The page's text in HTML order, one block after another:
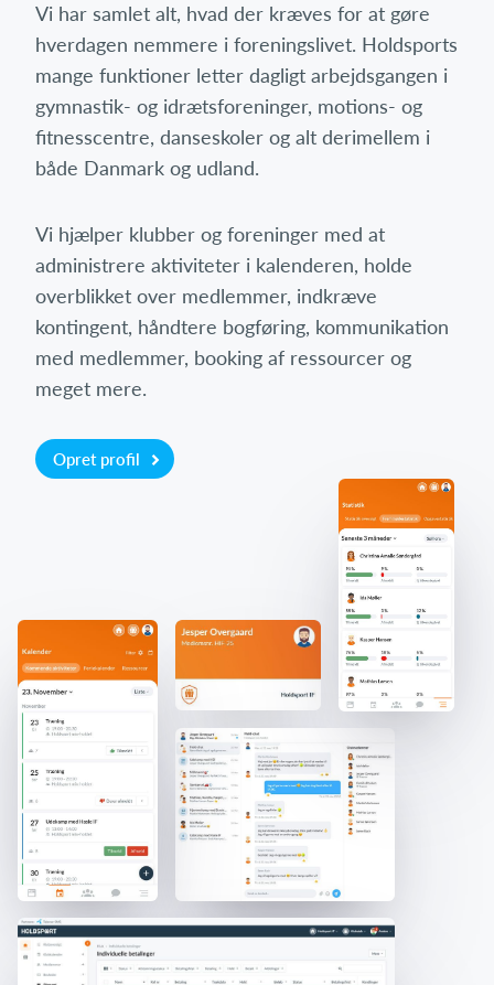
Vi har samlet alt, hvad der kræves for at gøre
hverdagen nemmere i foreningslivet. Holdsports
mange funktioner letter dagligt arbejdsgangen i
gymnastik- og idrætsforeninger, motions- og
fitnesscentre, danseskoler og alt derimellem i
både Danmark og udland.
Vi hjælper klubber og foreninger med at
administrere aktiviteter i kalenderen, holde
overblikket over medlemmer, indkræve
kontingent, håndtere bogføring, kommunikation
med medlemmer, booking af ressourcer og
meget mere.
Opret profil